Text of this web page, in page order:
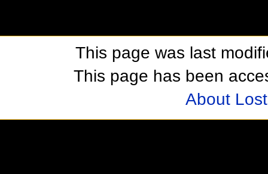
This page was last
This page has been
About